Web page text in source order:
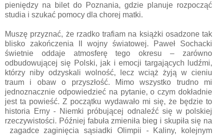
pieniędzy na bilet do Poznania, gdzie planuje rozpocząć
studia i szukać pomocy dla chorej matki.
Muszę przyznać, że rzadko trafiam na książki osadzone tak
blisko zakończenia II wojny światowej. Paweł Sochacki
świetnie oddaje atmosferę tego okresu – zarówno
odbudowującej się Polski, jak i emocji targających ludźmi,
którzy niby odzyskali wolność, lecz wciąż żyją w cieniu
traum i obaw o przyszłość. Mimo wszystko trudno mi
jednoznacznie odpowiedzieć na pytanie, o czym dokładnie
jest ta powieść. Z początku wydawało mi się, że będzie to
historia Erny - Niemki próbującej odnaleźć się w polskiej
rzeczywistości. Później fabuła zmieniła bieg i skupiła się na
zagadce zaginięcia sąsiadki Olimpii - Kaliny, kolejnym